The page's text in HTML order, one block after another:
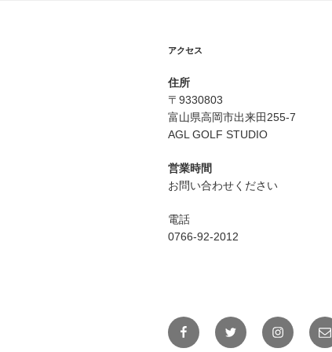
アクセス
住所
〒9330803
富山県高岡市出来田255-7
AGL GOLF STUDIO
営業時間
お問い合わせください
電話
0766-92-2012
FacebookTwitter Instagramメ
ー